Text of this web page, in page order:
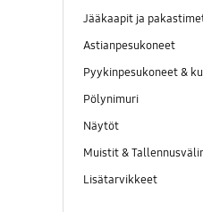
Jääkaapit ja
Astianpesukoneet
Pyykinpesukoneet &
Pölynimuri
Näytöt
Muistit &
Lisätarvikkeet